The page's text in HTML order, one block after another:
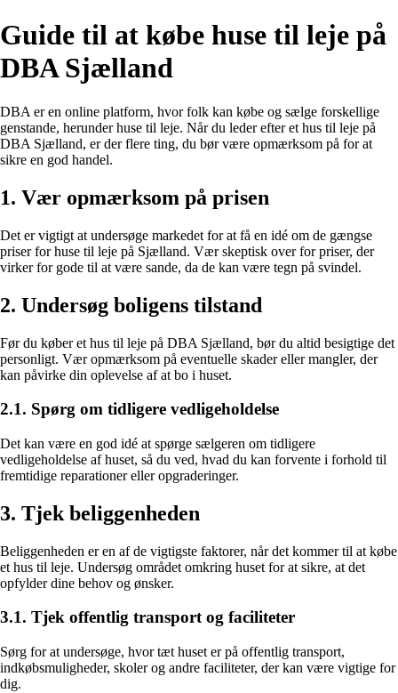
Guide til at købe huse til leje på
DBA Sjælland
DBA er en online platform, hvor folk kan købe og sælge forskellige
genstande, herunder huse til leje. Når du leder efter et hus til leje på
DBA Sjælland, er der flere ting, du bør være opmærksom på for at
sikre en god handel.
1. Vær opmærksom på prisen
Det er vigtigt at undersøge markedet for at få en idé om de gængse
priser for huse til leje på Sjælland. Vær skeptisk over for priser, der
virker for gode til at være sande, da de kan være tegn på svindel.
2. Undersøg boligens tilstand
Før du køber et hus til leje på DBA Sjælland, bør du altid besigtige det
personligt. Vær opmærksom på eventuelle skader eller mangler, der
kan påvirke din oplevelse af at bo i huset.
2.1. Spørg om tidligere vedligeholdelse
Det kan være en god idé at spørge sælgeren om tidligere
vedligeholdelse af huset, så du ved, hvad du kan forvente i forhold til
fremtidige reparationer eller opgraderinger.
3. Tjek beliggenheden
Beliggenheden er en af de vigtigste faktorer, når det kommer til at købe
et hus til leje. Undersøg området omkring huset for at sikre, at det
opfylder dine behov og ønsker.
3.1. Tjek offentlig transport og faciliteter
Sørg for at undersøge, hvor tæt huset er på offentlig transport,
indkøbsmuligheder, skoler og andre faciliteter, der kan være vigtige for
dig.